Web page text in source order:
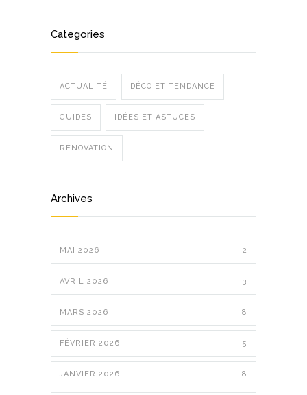
Categories
ACTUALITÉ DÉCO ET TENDANCE
GUIDES IDÉES ET ASTUCES
RÉNOVATION
Archives
MAI 2026 2
AVRIL 2026 3
MARS 2026 8
FÉVRIER 2026 5
JANVIER 2026 8